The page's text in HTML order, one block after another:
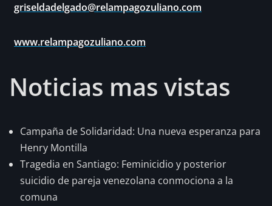
griseldadelgado@relampagozuliano.com
www.relampagozuliano.com
Noticias mas vistas
Campaña de Solidaridad: Una nueva esperanza para
Henry Montilla
Tragedia en Santiago: Feminicidio y posterior
suicidio de pareja venezolana conmociona a la
comuna